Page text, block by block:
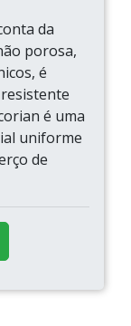
da
porosa,
é
é uma
uniforme
de